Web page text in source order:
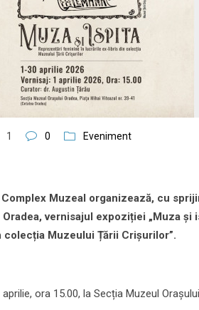
1 0 Eveniment
Muzeal organizează, cu
vernisajul expoziției „Muza și
Muzeului Țării Crișurilor”.
ora 15.00, la Secția Muzeul